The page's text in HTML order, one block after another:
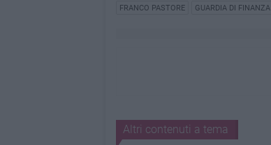
FRANCO PASTORE GUARDIA DI FINANZA
Altri contenuti a tema